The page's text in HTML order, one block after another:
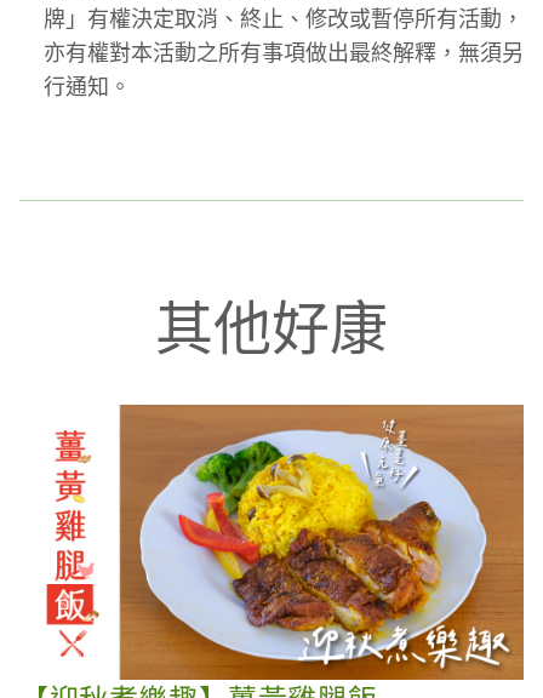
牌」有權決定取消、終止、修改或暫停所有活動，
亦有權對本活動之所有事項做出最終解釋，無須另
行通知。
其他好康